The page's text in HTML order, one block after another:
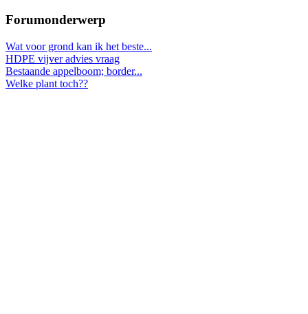
Forumonderwerp
Wat voor grond kan ik het beste...
HDPE vijver advies vraag
Bestaande appelboom; border...
Welke plant toch??